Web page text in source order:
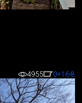
4955 0+16-8